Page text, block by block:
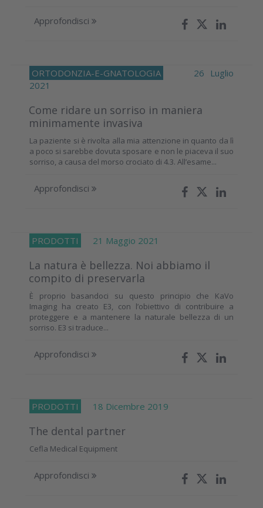
Approfondisci
ORTODONZIA-E-GNATOLOGIA
26 Luglio
2021
Come ridare un sorriso in maniera
minimamente invasiva
La paziente si è rivolta alla mia attenzione in quanto da lì
a poco si sarebbe dovuta sposare e non le piaceva il suo
sorriso, a causa del morso crociato di 4.3. All’esame...
Approfondisci
PRODOTTI 21 Maggio 2021
La natura è bellezza. Noi abbiamo il
compito di preservarla
È proprio basandoci su questo principio che KaVo
Imaging ha creato E3, con l’obiettivo di contribuire a
proteggere e a mantenere la naturale bellezza di un
sorriso. E3 si traduce...
Approfondisci
PRODOTTI 18 Dicembre 2019
The dental partner
Cefla Medical Equipment
Approfondisci